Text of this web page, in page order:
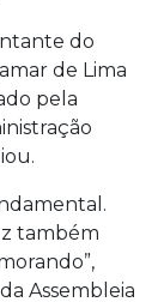
do
de Lima
pela
também
Assembleia